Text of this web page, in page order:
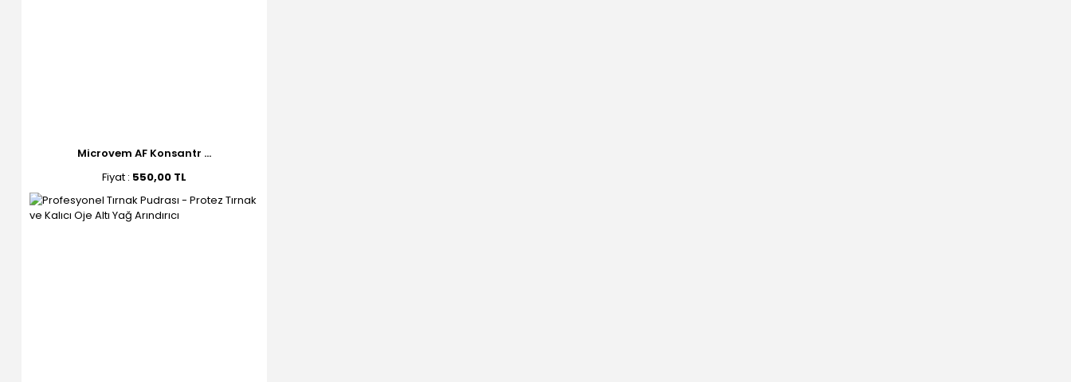
Microvem AF Konsantr ...
Fiyat : 550,00 TL